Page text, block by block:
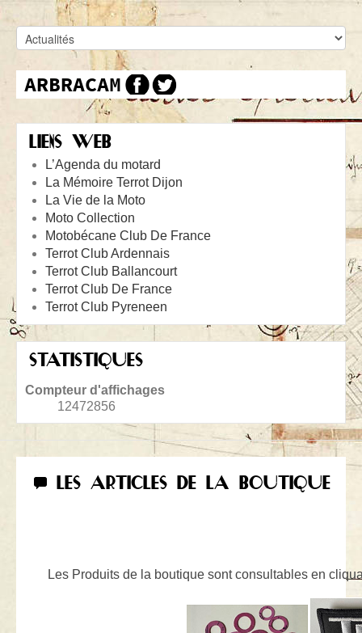
LIENS WEB
L’Agenda du motard
La Mémoire Terrot Dijon
La Vie de la Moto
Moto Collection
Motobécane Club De France
Terrot Club Ardennais
Terrot Club Ballancourt
Terrot Club De France
Terrot Club Pyreneen
STATISTIQUES
Compteur d'affichages
12472856
LES ARTICLES DE LA BOUTIQUE
Les Produits de la boutique sont consultables en